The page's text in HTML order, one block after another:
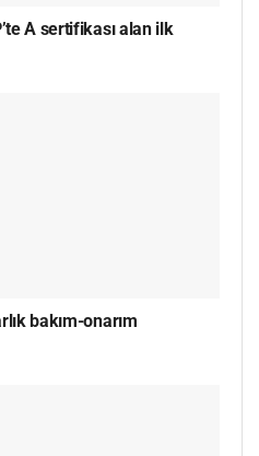
A sertifikası alan ilk
bakım-onarım